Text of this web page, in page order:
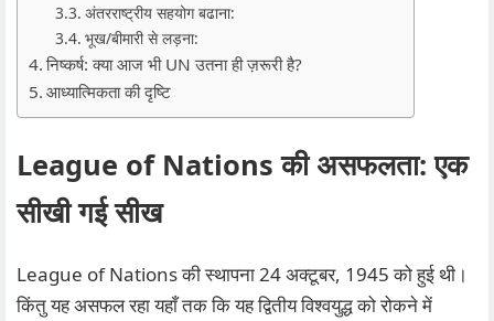
अंतरराष्ट्रीय सहयोग बढाना:
भूख/बीमारी से लड़ना:
निष्कर्ष: क्या आज भी UN उतना ही ज़रूरी है?
आध्यात्मिकता की दृष्टि
League of Nations की असफलता: एक
सीखी गई सीख
League of Nations की स्थापना 24 अक्टूबर, 1945 को हुई थी।
किंतु यह असफल रहा यहाँ तक कि यह द्वितीय विश्वयुद्ध को रोकने में